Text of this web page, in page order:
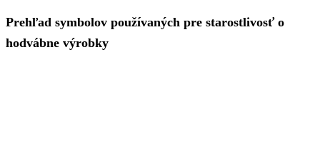
Prehľad symbolov používaných pre starostlivosť o
hodvábne výrobky